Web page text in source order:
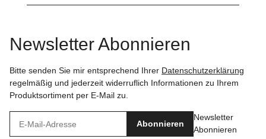
Newsletter Abonnieren
Bitte senden Sie mir entsprechend Ihrer Datenschutzerklärung
regelmäßig und jederzeit widerruflich Informationen zu Ihrem
Produktsortiment per E-Mail zu.
Abonnieren
Newsletter
Abonnieren